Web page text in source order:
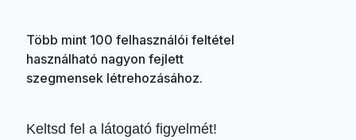
Több mint 100 felhasználói feltétel
használható nagyon fejlett
szegmensek létrehozásához.
Keltsd fel a látogató figyelmét!